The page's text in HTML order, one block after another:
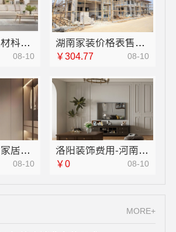
嘉兴美居乐建材科技有限公司专业旧房改造施工案例分享
08-10
湖南家装价格表售后无忧，湖南创益讯建筑有限公司
￥304.77 08-10
江苏东钢金属家居有限公司厨餐厅新中式装饰工程
08-10
洛阳装饰费用-河南璟臻环保建材有限公司透明报价
￥0 08-10
MORE+